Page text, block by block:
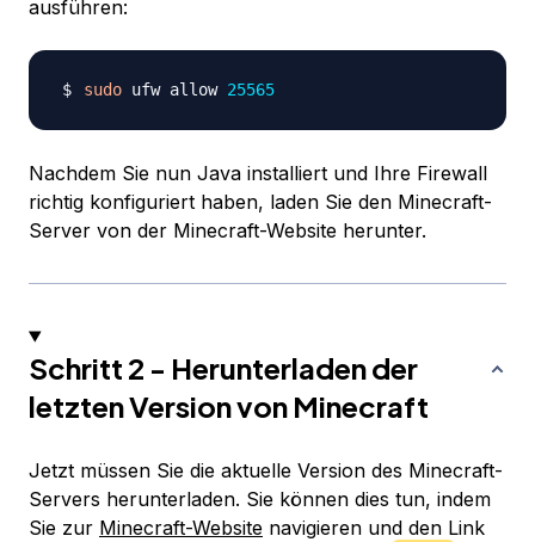
ausführen:
sudo ufw allow 25565
Nachdem Sie nun Java installiert und Ihre Firewall
richtig konfiguriert haben, laden Sie den Minecraft-
Server von der Minecraft-Website herunter.
Schritt 2 - Herunterladen der
letzten Version von Minecraft
Jetzt müssen Sie die aktuelle Version des Minecraft-
Servers herunterladen. Sie können dies tun, indem
Sie zur Minecraft-Website navigieren und den Link